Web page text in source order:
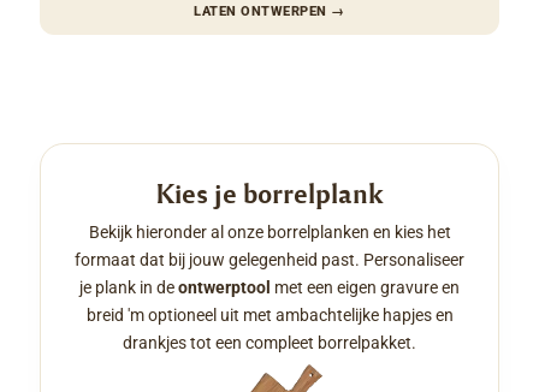
LATEN ONTWERPEN →
Kies je borrelplank
Bekijk hieronder al onze borrelplanken en kies het
formaat dat bij jouw gelegenheid past. Personaliseer
je plank in deontwerptool met een eigen gravure en
breid 'm optioneel uit met ambachtelijke hapjes en
drankjes tot een compleet borrelpakket.